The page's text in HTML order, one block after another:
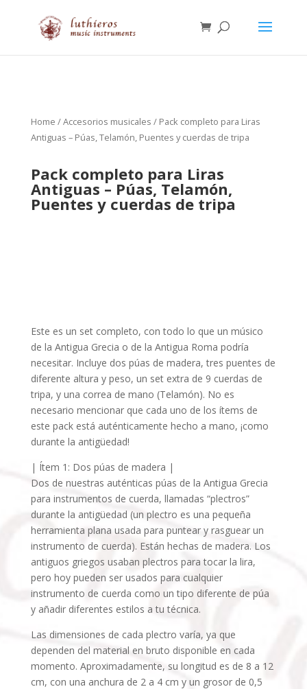
Home /Accesorios musicales / Pack completo para Liras
Antiguas – Púas, Telamón, Puentes y cuerdas de tripa
Pack completo para Liras
Antiguas – Púas, Telamón,
Puentes y cuerdas de tripa
Este es un set completo, con todo lo que un músico
de la Antigua Grecia o de la Antigua Roma podría
necesitar. Incluye dos púas de madera, tres puentes de
diferente altura y peso, un set extra de 9 cuerdas de
tripa, y una correa de mano (Telamón). No es
necesario mencionar que cada uno de los ítems de
este pack está auténticamente hecho a mano, ¡como
durante la antigüedad!
| Ítem 1: Dos púas de madera |
Dos de nuestras auténticas púas de la Antigua Grecia
para instrumentos de cuerda, llamadas “plectros”
durante la antigüedad (un plectro es una pequeña
herramienta plana usada para puntear y rasguear un
instrumento de cuerda). Están hechas de madera. Los
antiguos griegos usaban plectros para tocar la lira,
pero hoy pueden ser usados para cualquier
instrumento de cuerda como un tipo diferente de púa
y añadir diferentes estilos a tu técnica.
Las dimensiones de cada plectro varía, ya que
dependen del material en bruto disponible en cada
momento. Aproximadamente, su longitud es de 8 a 12
cm, con una anchura de 2 a 4 cm y un grosor de 0,5